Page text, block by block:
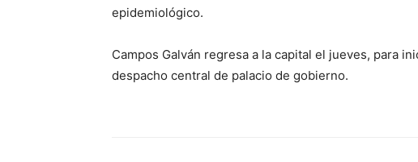
epidemiológico.
Campos Galván regresa a la capital el jueves, para
despacho central de palacio de gobierno.